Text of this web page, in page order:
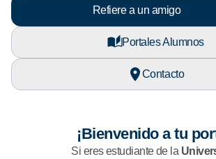
Refiere a un amigo
Portales Alumnos
Contacto
¡Bienvenido a tu
Si eres estudiante de la